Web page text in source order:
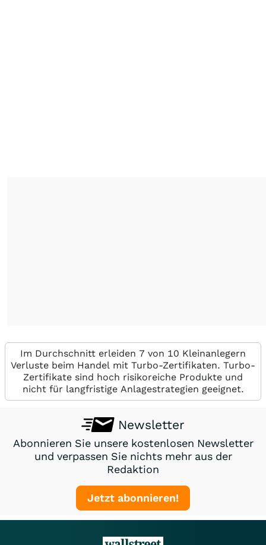
Im Durchschnitt erleiden 7 von 10 Kleinanlegern
Verluste beim Handel mit Turbo-Zertifikaten. Turbo-
Zertifikate sind hoch risikoreiche Produkte und
nicht für langfristige Anlagestrategien geeignet.
Newsletter
Abonnieren Sie unsere kostenlosen Newsletter
und verpassen Sie nichts mehr aus der
Redaktion
Jetzt abonnieren!